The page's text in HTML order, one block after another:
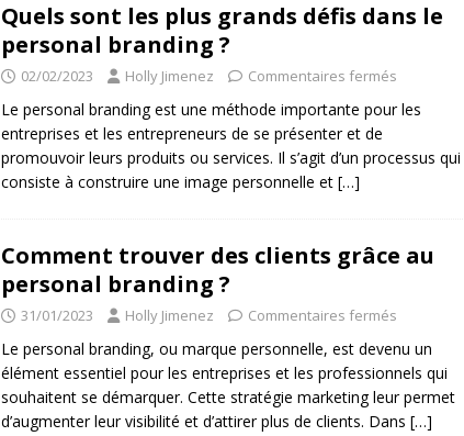
Quels sont les plus grands défis dans le
personal branding ?
02/02/2023 Holly Jimenez Commentaires fermés
Le personal branding est une méthode importante pour les
entreprises et les entrepreneurs de se présenter et de
promouvoir leurs produits ou services. Il s’agit d’un processus qui
consiste à construire une image personnelle et […]
Comment trouver des clients grâce au
personal branding ?
31/01/2023 Holly Jimenez Commentaires fermés
Le personal branding, ou marque personnelle, est devenu un
élément essentiel pour les entreprises et les professionnels qui
souhaitent se démarquer. Cette stratégie marketing leur permet
d’augmenter leur visibilité et d’attirer plus de clients. Dans […]